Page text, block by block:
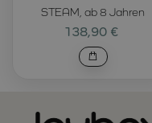
STEAM, ab 8 Jahren
138,90 €